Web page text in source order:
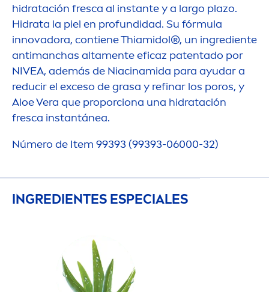
hidratación fresca al instante y a largo plazo.
Hidrata la piel en profundidad. Su fórmula
innovadora, contiene Thiamidol®, un ingrediente
antimanchas altamente eficaz patentado por
NIVEA, además de Niacinamida para ayudar a
reducir el exceso de grasa y refinar los poros, y
Aloe Vera que proporciona una hidratación
fresca instantánea.
Número de Item 99393 (99393-06000-32)
INGREDIENTES ESPECIALES